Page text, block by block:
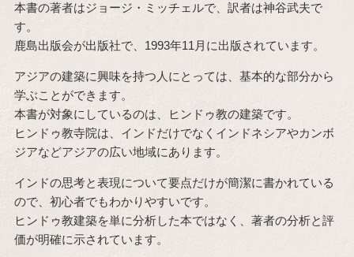
本書の著者はジョージ・ミッチェルで、訳者は神谷武夫で
す。
鹿島出版会が出版社で、1993年11月に出版されています。
アジアの建築に興味を持つ人にとっては、基本的な部分から
学ぶことができます。
本書が対象にしているのは、ヒンドゥ教の建築です。
ヒンドゥ教寺院は、インドだけでなくインドネシアやカンボ
ジアなどアジアの広い地域にあります。
インドの思考と表現について要点だけが簡潔に書かれている
ので、初心者でもわかりやすいです。
ヒンドゥ教建築を単に分析した本ではなく、著者の分析と評
価が明確に示されています。